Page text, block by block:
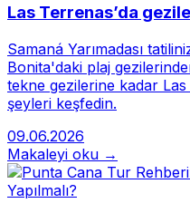
Las Terrenas’da
Samaná Yarımadası
Bonita'daki plaj
tekne gezilerine kadar
şeyleri keşfedin.
09.06.2026
Makaleyi oku →